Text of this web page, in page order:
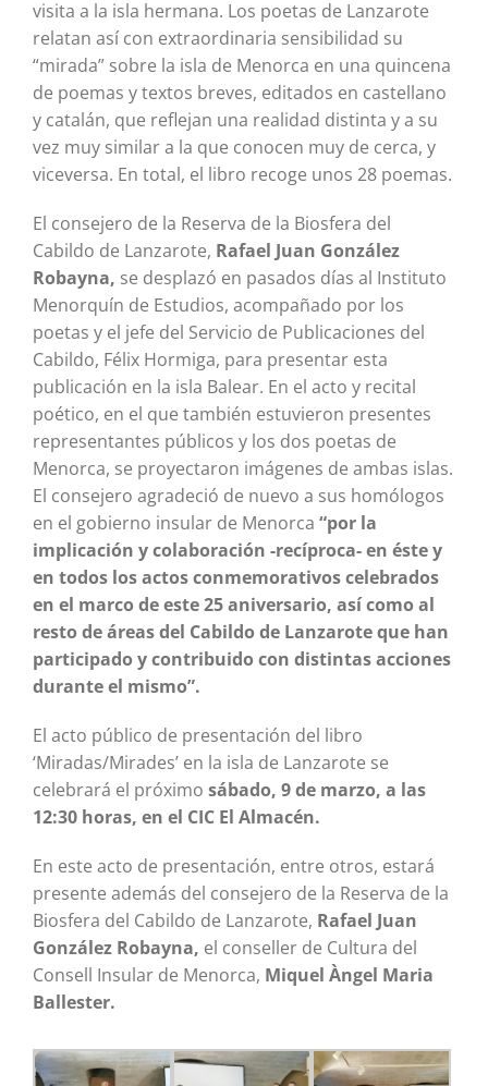
visita a la isla hermana. Los poetas de Lanzarote
relatan así con extraordinaria sensibilidad su
“mirada” sobre la isla de Menorca en una quincena
de poemas y textos breves, editados en castellano
y catalán, que reflejan una realidad distinta y a su
vez muy similar a la que conocen muy de cerca, y
viceversa. En total, el libro recoge unos 28 poemas.
El consejero de la Reserva de la Biosfera del
Cabildo de Lanzarote, Rafael Juan González
Robayna, se desplazó en pasados días al Instituto
Menorquín de Estudios, acompañado por los
poetas y el jefe del Servicio de Publicaciones del
Cabildo, Félix Hormiga, para presentar esta
publicación en la isla Balear. En el acto y recital
poético, en el que también estuvieron presentes
representantes públicos y los dos poetas de
Menorca, se proyectaron imágenes de ambas islas.
El consejero agradeció de nuevo a sus homólogos
en el gobierno insular de Menorca “por la
implicación y colaboración -recíproca- en éste y
en todos los actos conmemorativos celebrados
en el marco de este 25 aniversario, así como al
resto de áreas del Cabildo de Lanzarote que han
participado y contribuido con distintas acciones
durante el mismo”.
El acto público de presentación del libro
‘Miradas/Mirades’ en la isla de Lanzarote se
celebrará el próximo sábado, 9 de marzo, a las
12:30 horas, en el CIC El Almacén.
En este acto de presentación, entre otros, estará
presente además del consejero de la Reserva de la
Biosfera del Cabildo de Lanzarote, Rafael Juan
González Robayna, el conseller de Cultura del
Consell Insular de Menorca, Miquel Àngel Maria
Ballester.